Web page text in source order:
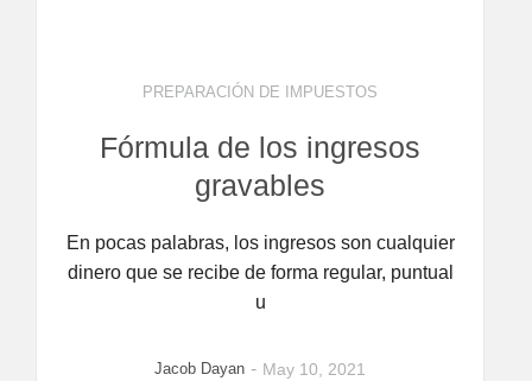
PREPARACIÓN DE IMPUESTOS
Fórmula de los ingresos
gravables
En pocas palabras, los ingresos son cualquier
dinero que se recibe de forma regular, puntual
u
Jacob Dayan - May 10, 2021